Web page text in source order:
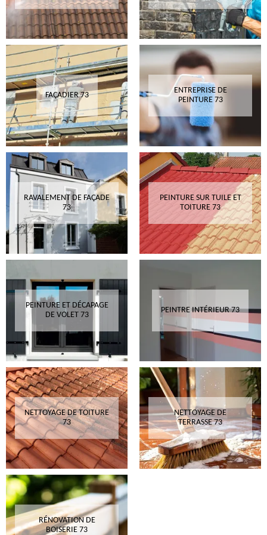
FAÇADIER 73
ENTREPRISE DE
PEINTURE 73
RAVALEMENT DE FAÇADE
73
PEINTURE SUR TUILE ET
TOITURE 73
PEINTURE ET DÉCAPAGE
DE VOLET 73
PEINTRE INTÉRIEUR 73
NETTOYAGE DE TOITURE
73
NETTOYAGE DE
TERRASSE 73
RÉNOVATION DE
BOISERIE 73